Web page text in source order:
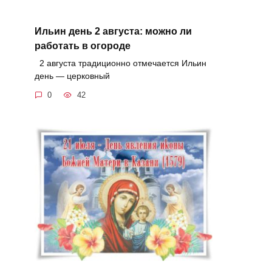
Ильин день 2 августа: можно ли
работать в огороде
2 августа традиционно отмечается Ильин
день — церковный
0 42